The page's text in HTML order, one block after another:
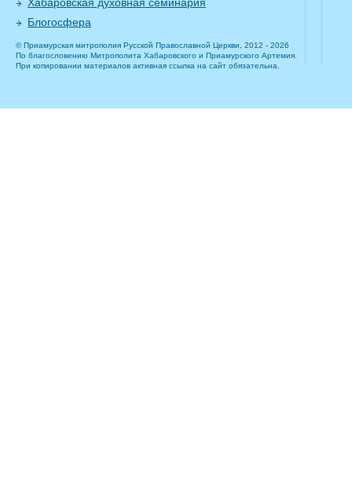
Блогосфера
© Приамурская митрополия Русской Православной Церкви, 2012 - 2026
По благословению Митрополита Хабаровского и Приамурского Артемия.
При копировании материалов активная ссылка на сайт обязательна.